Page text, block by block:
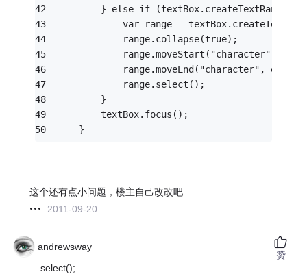
} else if (textBox.createTextRange)
var range =
            range.collapse(true);
range.moveStart("character",
range.moveEnd("character",
            range.select();
        }
        textBox.focus();
    }
这个还有点小问题，楼主自己改改吧
2011-09-20
andrewsway
.select();
赞